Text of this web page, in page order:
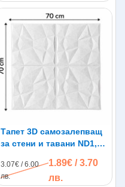
Тапет 3D самозалепващ
за стени и тавани ND1,
3.07€ / 6.00
лв.
1.89€ / 3.70
лв.